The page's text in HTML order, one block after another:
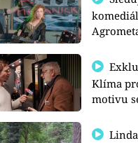
prima+
Exkluzivně: Josef
Klíma
motivu
Linda Rybová